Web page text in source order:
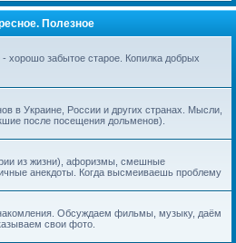
Полезное
хорошо забытое старое. Копилка добрых
в Украине, России и других странах. Мысли,
после посещения дольменов).
из жизни), афоризмы, смешные
анекдоты. Когда высмеиваешь проблему
Обсуждаем фильмы, музыку, даём
свои фото.